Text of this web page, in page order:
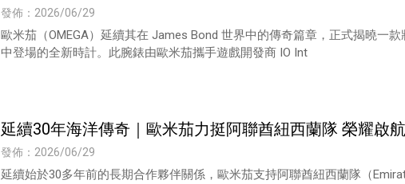
發佈：2026/06/29
歐米茄（OMEGA）延續其在 James Bond 世界中的傳奇篇章，正式揭曉一
中登場的全新時計。此腕錶由歐米茄攜手遊戲開發商 IO Int
延續30年海洋傳奇｜歐米茄力挺阿聯酋紐西蘭隊 榮耀啟
發佈：2026/06/29
延續始於30多年前的長期合作夥伴關係，歐米茄支持阿聯酋紐西蘭隊（